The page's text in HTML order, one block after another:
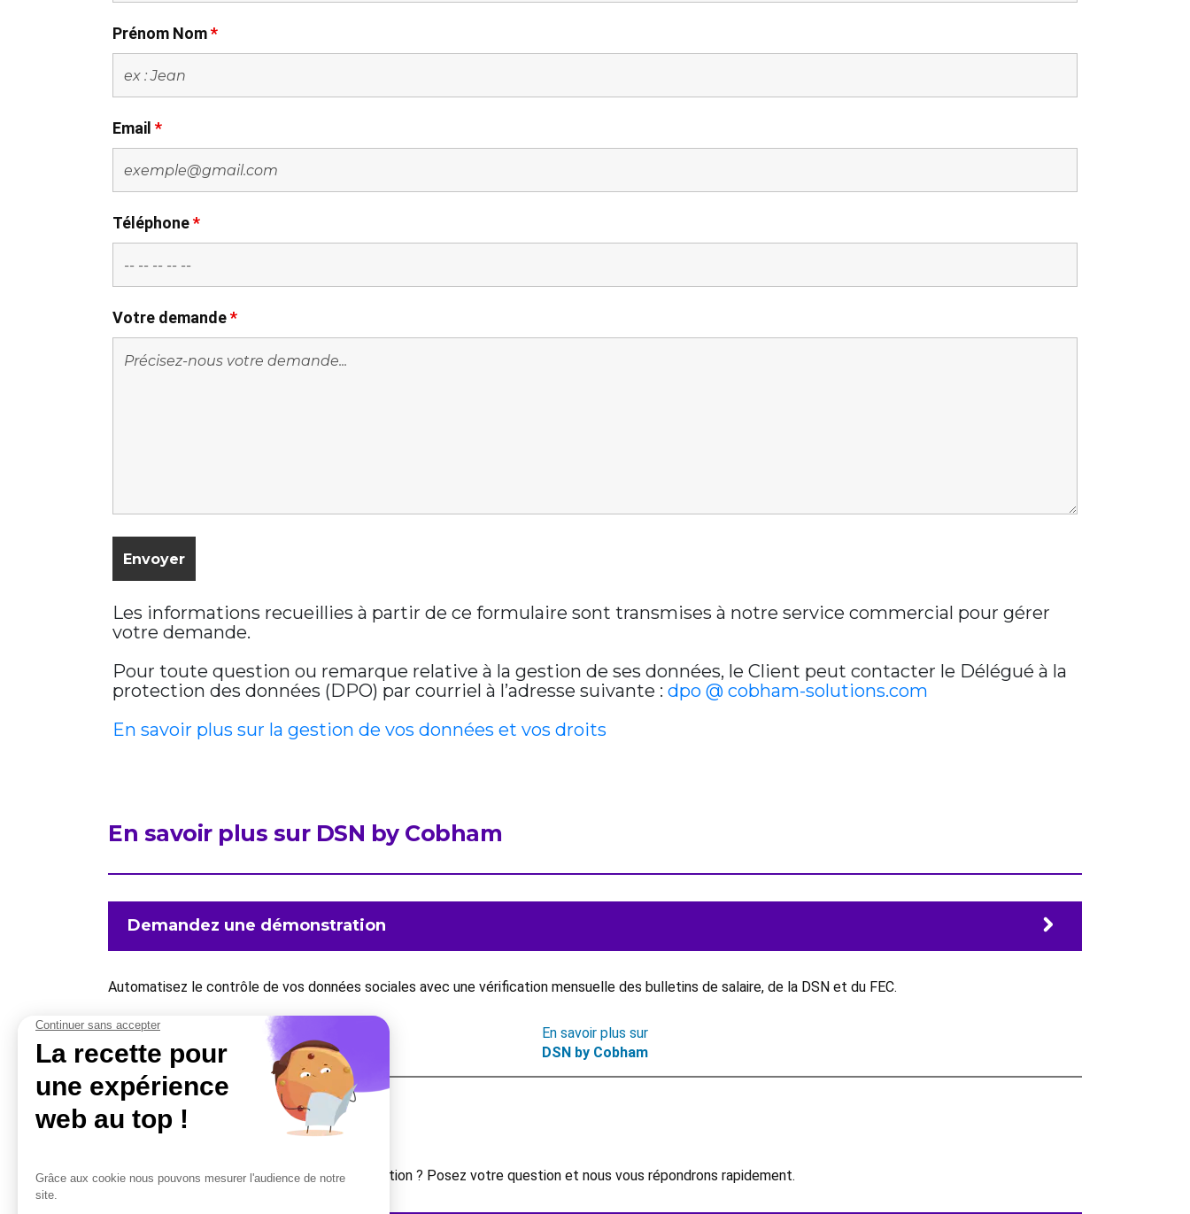
Prénom Nom*
Email *
Téléphone*
Votre demande*
Les informations recueillies à partir de ce formulaire sont transmises à notre service commercial pour gérer
votre demande.
Pour toute question ou remarque relative à la gestion de ses données, le Client peut contacter le Délégué à la
protection des données (DPO) par courriel à l’adresse suivante : dpo @ cobham-solutions.com
En savoir plus sur la gestion de vos données et vos droits
En savoir plus sur DSN by Cobham
Demandez une démonstration
Automatisez le contrôle de vos données sociales avec une vérification mensuelle des bulletins de salaire, de la DSN et du FEC.
En savoir plus sur
DSN by Cobham
Une question ?
Vous avez besoin d’un complément d’information ? Posez votre question et nous vous répondrons rapidement.